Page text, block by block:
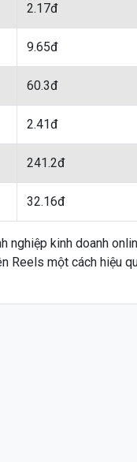
2.17đ
9.65đ
60.3đ
2.41đ
241.2đ
32.16đ
nghiệp kinh doanh
Reels một cách hiệu